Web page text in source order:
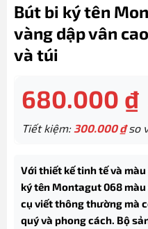
Bút bi ký tên
vàng dập vân
và túi
680.000 ₫
Tiết kiệm: 300.000₫so
Với thiết kế tinh tế và
ký tên Montagut 068
cụ viết thông thường mà
quý và phong cách. Bộ